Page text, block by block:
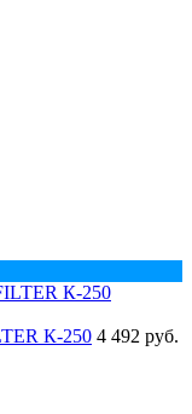
К-250 4 492 руб.